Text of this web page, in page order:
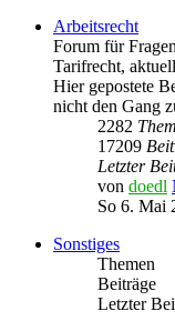
Arbeitsrecht
Forum für
Tarifrecht,
Hier gepostete
nicht den Gang
2282
17209
Letzter
von doedl
So 6. Mai
Sonstiges
Themen
Beiträge
Letzter